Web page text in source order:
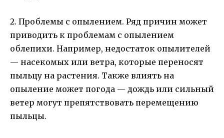
2. Проблемы с опылением. Ряд причин может
приводить к проблемам с опылением
облепихи. Например, недостаток опылителей
— насекомых или ветра, которые переносят
пыльцу на растения. Также влиять на
опыление может погода — дождь или сильный
ветер могут препятствовать перемещению
пыльцы.